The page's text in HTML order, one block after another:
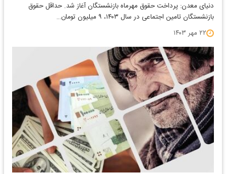
دنیای معدن: پرداخت حقوق مهرماه بازنشستگان آغاز شد. حداقل حقوق
بازنشستگان تامین اجتماعی در سال ۱۴۰۳، ۹ میلیون تومان…
۲۲ مهر ۱۴۰۳